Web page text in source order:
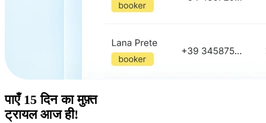
पाएँ 15 दिन का मुफ़्त
ट्रायल आज ही!